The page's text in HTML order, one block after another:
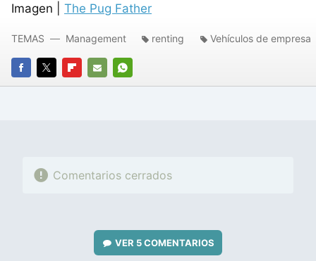
Imagen | The Pug Father
FACEBOOK
TWITTERFLIPBOARD
E-
WHATSAPP
TEMAS Management renting Vehículos de empresa
Comentarios cerrados
VER 5 COMENTARIOS